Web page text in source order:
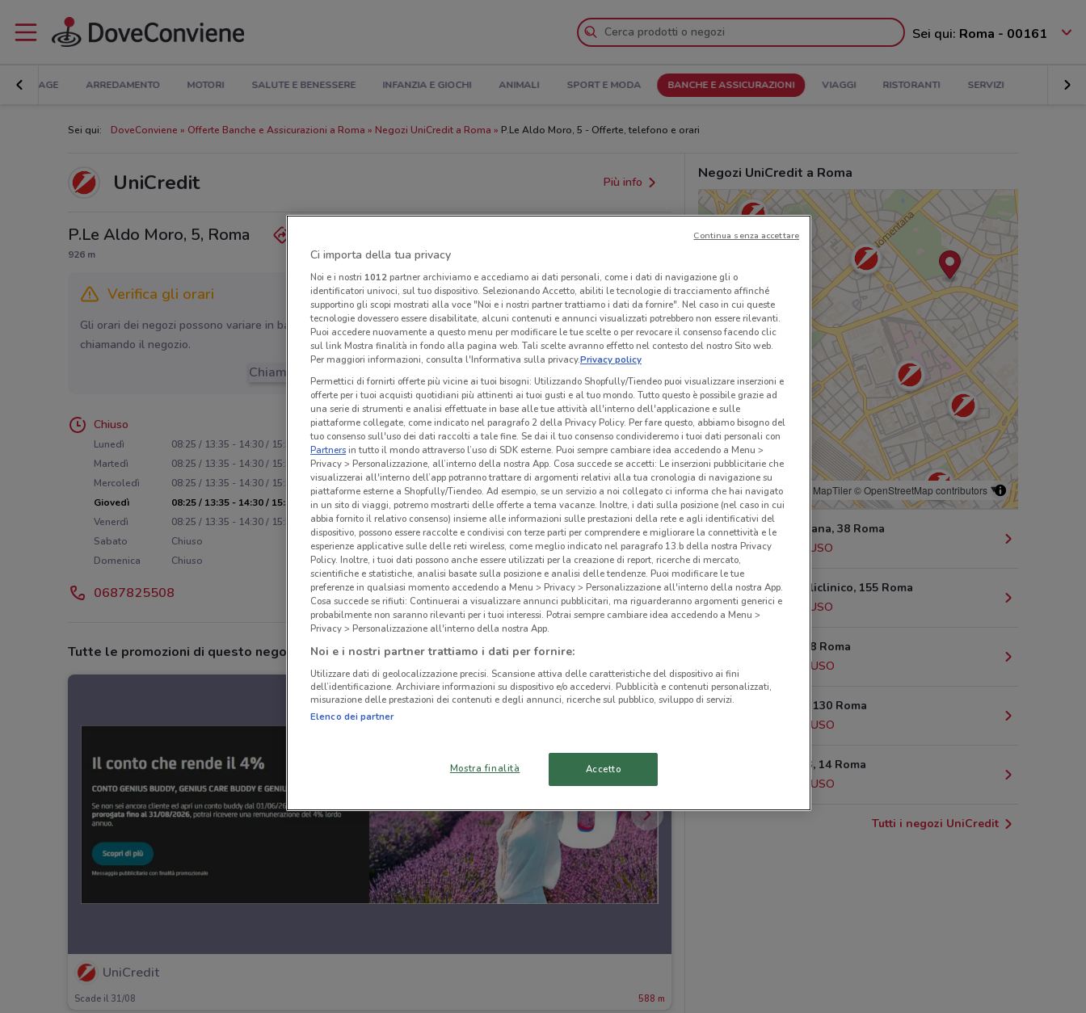
Sei qui: Roma - 00161
BRICOLAGE ARREDAMENTO MOTORI SALUTE E BENESSERE INFANZIA E GIOCHI ANIMALI SPORT E MODA BANCHE E ASSICURAZIONI VIAGGI RISTORANTI SERVIZI
Sei qui: DoveConviene Offerte Banche e Assicurazioni a Roma Negozi UniCredit a Roma P.Le Aldo Moro, 5 - Offerte, telefono e orari
UniCredit Più info
P.Le Aldo Moro, 5, Roma
926 m
Verifica gli orari
Gli orari dei negozi possono variare in base agli ultimi provvedimenti regionali o nazionali. Verifica l’accuratezza
chiamando il negozio.
Chiama il negozio
Chiuso
Lunedì
08:25 / 13:35 - 14:30 / 15:50
Martedì
08:25 / 13:35 - 14:30 / 15:50
Mercoledì
08:25 / 13:35 - 14:30 / 15:50
Giovedì
08:25 / 13:35 - 14:30 / 15:50
Venerdì
08:25 / 13:35 - 14:30 / 15:50
Sabato
Chiuso
Domenica
Chiuso
0687825508
Tutte le promozioni di questo negozio
UniCredit
Scade il 31/08 588 m
Negozi UniCredit a Roma
© MapTiler© OpenStreetMap contributors
Via Nomentana, 38 Roma
587 m
CHIUSO
V.Le Del Policlinico, 155 Roma
789 m
CHIUSO
Via Piave, 88 Roma
CHIUSO
Via Salaria, 130 Roma
CHIUSO
Luglio, 1943, 14 Roma
CHIUSO
Tutti i negozi UniCredit
Ci importa della tua privacy
Noi e i nostri 1012partner archiviamo e accediamo ai dati personali, come i dati di navigazione gli o
identificatori univoci, sul tuo dispositivo. Selezionando Accetto, abiliti le tecnologie di tracciamento affinché
supportino gli scopi mostrati alla voce "Noi e i nostri partner trattiamo i dati da fornire". Nel caso in cui queste
tecnologie dovessero essere disabilitate, alcuni contenuti e annunci visualizzati potrebbero non essere rilevanti.
Puoi accedere nuovamente a questo menu per modificare le tue scelte o per revocare il consenso facendo clic
sul link Mostra finalità in fondo alla pagina web. Tali scelte avranno effetto nel contesto del nostro Sito web.
Per maggiori informazioni, consulta l'Informativa sulla privacy.Privacy policy
Permettici di fornirti offerte più vicine ai tuoi bisogni: Utilizzando Shopfully/Tiendeo puoi visualizzare inserzioni e
offerte per i tuoi acquisti quotidiani più attinenti ai tuoi gusti e al tuo mondo. Tutto questo è possibile grazie ad
una serie di strumenti e analisi effettuate in base alle tue attività all'interno dell'applicazione e sulle
piattaforme collegate, come indicato nel paragrafo 2 della Privacy Policy. Per fare questo, abbiamo bisogno del
tuo consenso sull'uso dei dati raccolti a tale fine. Se dai il tuo consenso condivideremo i tuoi dati personali con
Partnersin tutto il mondo attraverso l’uso di SDK esterne. Puoi sempre cambiare idea accedendo a Menu >
Privacy > Personalizzazione, all’interno della nostra App. Cosa succede se accetti: Le inserzioni pubblicitarie che
visualizzerai all'interno dell’app potranno trattare di argomenti relativi alla tua cronologia di navigazione su
piattaforme esterne a Shopfully/Tiendeo. Ad esempio, se un servizio a noi collegato ci informa che hai navigato
in un sito di viaggi, potremo mostrarti delle offerte a tema vacanze. Inoltre, i dati sulla posizione (nel caso in cui
abbia fornito il relativo consenso) insieme alle informazioni sulle prestazioni della rete e agli identificativi del
dispositivo, possono essere raccolte e condivisi con terze parti per comprendere e migliorare la connettività e le
esperienze applicative sulle delle reti wireless, come meglio indicato nel paragrafo 13.b della nostra Privacy
Policy. Inoltre, i tuoi dati possono anche essere utilizzati per la creazione di report, ricerche di mercato,
scientifiche e statistiche, analisi basate sulla posizione e analisi delle tendenze. Puoi modificare le tue
preferenze in qualsiasi momento accedendo a Menu > Privacy > Personalizzazione all'interno della nostra App.
Cosa succede se rifiuti: Continuerai a visualizzare annunci pubblicitari, ma riguarderanno argomenti generici e
probabilmente non saranno rilevanti per i tuoi interessi. Potrai sempre cambiare idea accedendo a Menu >
Privacy > Personalizzazione all'interno della nostra App.
Noi e i nostri partner trattiamo i dati per fornire:
Utilizzare dati di geolocalizzazione precisi. Scansione attiva delle caratteristiche del dispositivo ai fini
dell’identificazione. Archiviare informazioni su dispositivo e/o accedervi. Pubblicità e contenuti personalizzati,
misurazione delle prestazioni dei contenuti e degli annunci, ricerche sul pubblico, sviluppo di servizi.
Elenco dei partner
Mostra finalità Accetto
Continua senza accettare